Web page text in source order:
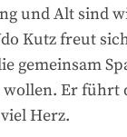
und Alt sind
Kutz freut
gemeinsam
Er führt
Herz.